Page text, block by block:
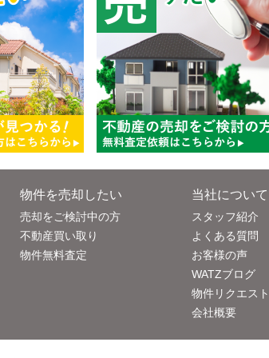
物件を売却したい
売却をご検討中の方
不動産買い取り
物件無料査定
当社について
スタッフ紹介
よくある質問
お客様の声
WATZブログ
物件リクエス
会社概要